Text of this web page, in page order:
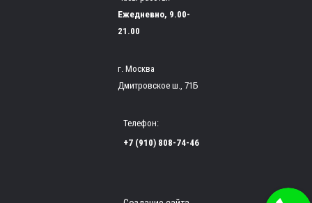
Ежедневно, 9.00-
21.00
г. Москва
Дмитровское ш., 71Б
Телефон:
+7 (910) 808-74-46